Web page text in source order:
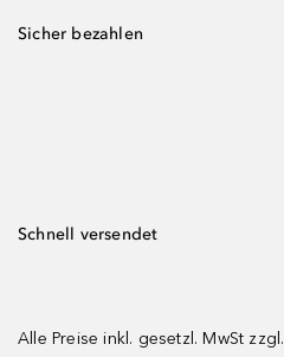
Sicher bezahlen
Schnell versendet
Alle Preise inkl. gesetzl. MwSt zzgl.